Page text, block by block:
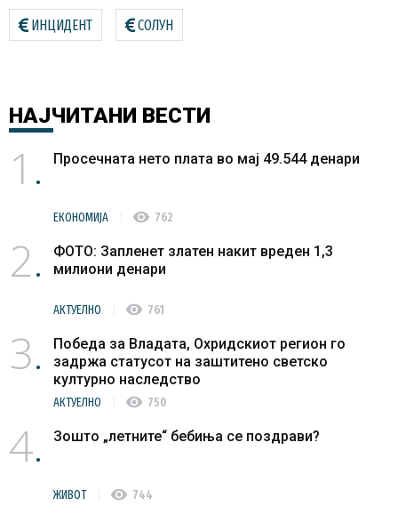
ИНЦИДЕНТ СОЛУН
НАЈЧИТАНИ ВЕСТИ
1 Просечната нето плата во мај 49.544 денари
ЕКОНОМИЈА visibility 762
2
ФОТО: Запленет златен накит вреден 1,3
милиони денари
АКТУЕЛНО visibility 761
3
Победа за Владата, Охридскиот регион го
задржа статусот на заштитено светско
културно наследство
АКТУЕЛНО visibility 750
4 Зошто „летните“ бебиња се поздрави?
ЖИВОТ visibility 744